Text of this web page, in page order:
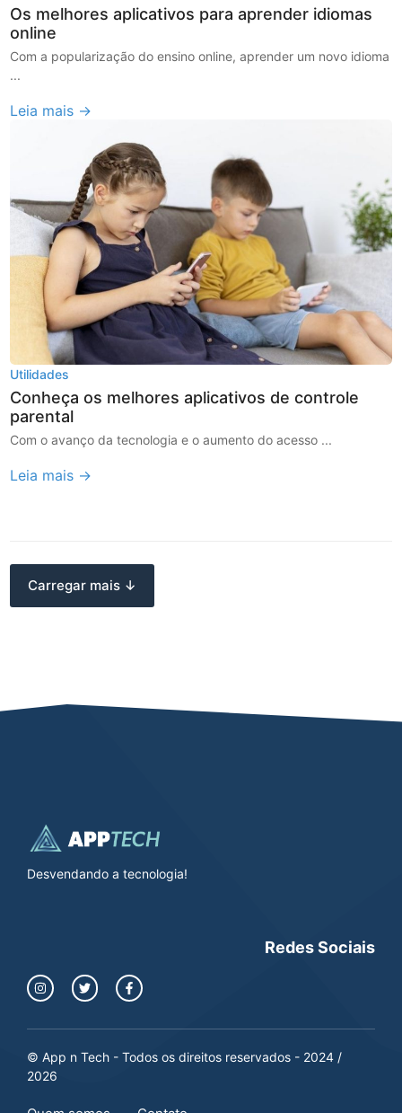
Os melhores aplicativos para aprender idiomas
online
Com a popularização do ensino online, aprender um novo idioma
...
Leia mais →
Utilidades
Conheça os melhores aplicativos de controle
parental
Com o avanço da tecnologia e o aumento do acesso ...
Leia mais →
Carregar mais ↓
Desvendando a tecnologia!
Redes Sociais
© App n Tech - Todos os direitos reservados - 2024 /
2026